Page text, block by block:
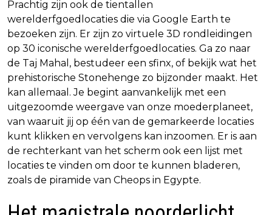
Prachtig zijn ook de tientallen
werelderfgoedlocaties die via Google Earth te
bezoeken zijn. Er zijn zo virtuele 3D rondleidingen
op 30 iconische werelderfgoedlocaties. Ga zo naar
de Taj Mahal, bestudeer een sfinx, of bekijk wat het
prehistorische Stonehenge zo bijzonder maakt. Het
kan allemaal. Je begint aanvankelijk met een
uitgezoomde weergave van onze moederplaneet,
van waaruit jij op één van de gemarkeerde locaties
kunt klikken en vervolgens kan inzoomen. Er is aan
de rechterkant van het scherm ook een lijst met
locaties te vinden om door te kunnen bladeren,
zoals de piramide van Cheops in Egypte.